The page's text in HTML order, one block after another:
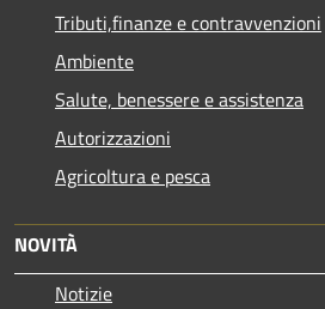
Tributi,finanze e contravvenzioni
Ambiente
Salute, benessere e assistenza
Autorizzazioni
Agricoltura e pesca
NOVITÀ
Notizie